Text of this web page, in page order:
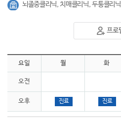
뇌졸중클리닉, 치매클리닉, 두통클리
프로
요일 월 화
오전
오후 진료 진료